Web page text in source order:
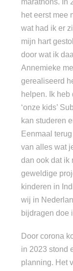
marathons. In
het eerst mee
wat had ik er
mijn hart
door wat ik
Annemieke
gerealiseerd
helpen. Ik heb
‘onze kids’
kan studeren
Eenmaal
van alles wat
dan ook dat ik
geweldige
kinderen in
wij in
bijdragen doe
Door corona
in 2023 stond
planning. Het